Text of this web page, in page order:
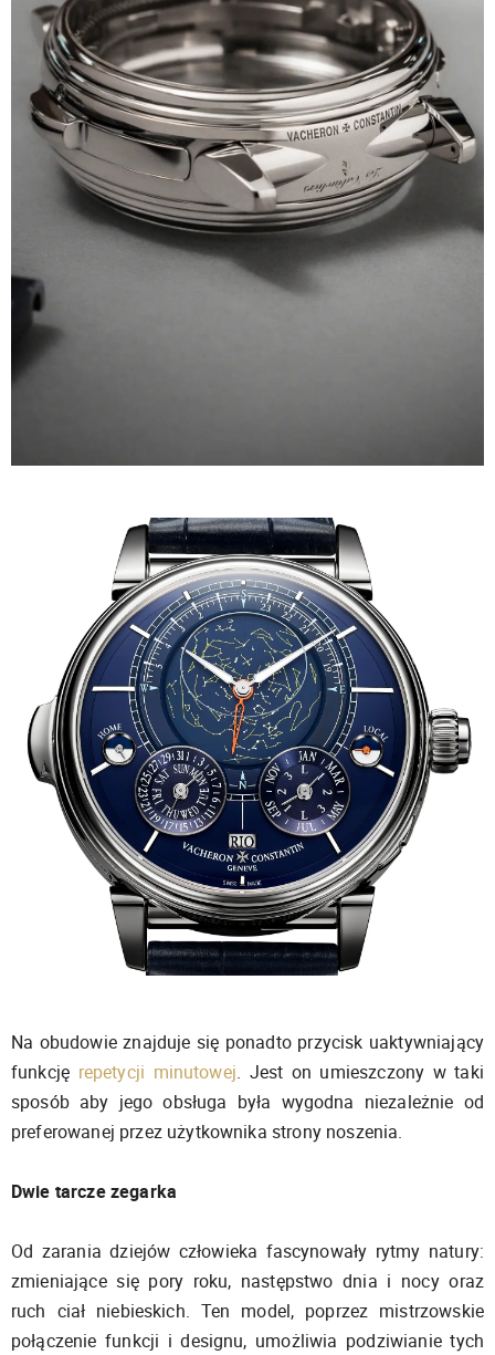
Na obudowie znajduje się ponadto przycisk uaktywniający
funkcję repetycji minutowej. Jest on umieszczony w taki
sposób aby jego obsługa była wygodna niezależnie od
preferowanej przez użytkownika strony noszenia.
Dwie tarcze zegarka
Od zarania dziejów człowieka fascynowały rytmy natury:
zmieniające się pory roku, następstwo dnia i nocy oraz
ruch ciał niebieskich. Ten model, poprzez mistrzowskie
połączenie funkcji i designu, umożliwia podziwianie tych